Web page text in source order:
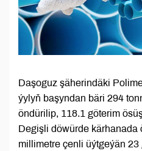
Daşoguz şäherindäki
ýylyň başyndan bäri 294
öndürilip, 118.1 göterim
Degişli döwürde kärhanada
millimetre çenli üýtgeýän